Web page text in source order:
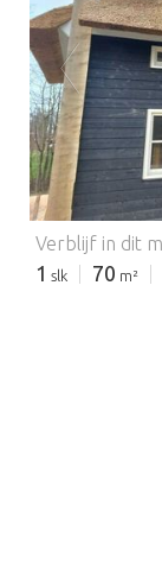
1 slk 70 m²